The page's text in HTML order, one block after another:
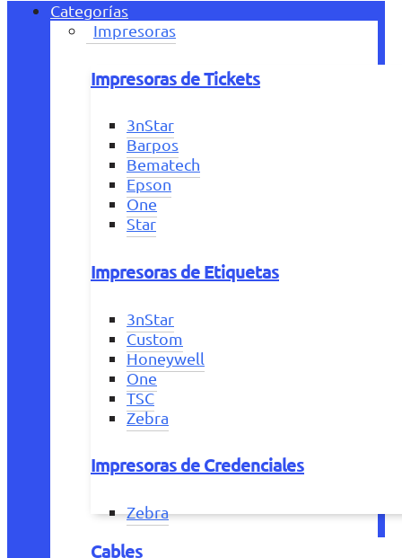
Categorías
Impresoras
Impresoras de Tickets
3nStar
Barpos
Bematech
Epson
One
Star
Impresoras de Etiquetas
3nStar
Custom
Honeywell
One
TSC
Zebra
Impresoras de Credenciales
Zebra
Cables